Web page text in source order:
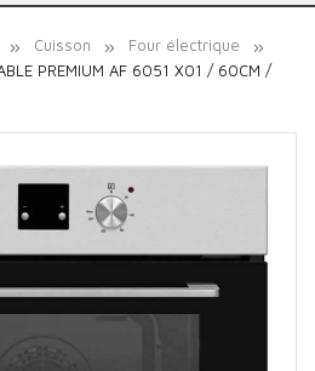
Cuisson
Four électrique
PREMIUM AF 6051 X01 / 60CM /